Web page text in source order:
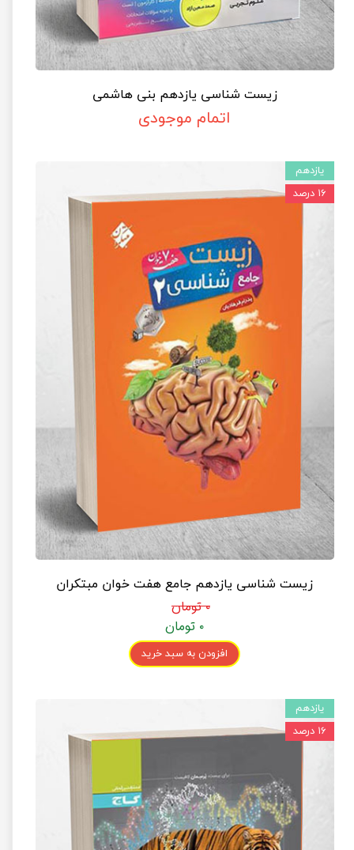
زیست شناسی یازدهم بنی هاشمی
اتمام موجودی
زیست شناسی یازدهم جامع هفت خوان مبتکران
۰ تومان
۰ تومان
افزودن به سبد خرید
یازدهم
۱۶ درصد
یازدهم
۱۶ درصد